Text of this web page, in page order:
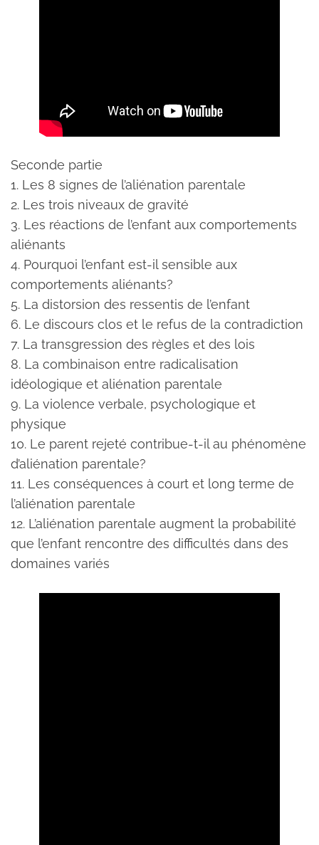
Seconde partie
1. Les 8 signes de l’aliénation parentale
2. Les trois niveaux de gravité
3. Les réactions de l’enfant aux comportements
aliénants
4. Pourquoi l’enfant est-il sensible aux
comportements aliénants?
5. La distorsion des ressentis de l’enfant
6. Le discours clos et le refus de la contradiction
7. La transgression des règles et des lois
8. La combinaison entre radicalisation
idéologique et aliénation parentale
9. La violence verbale, psychologique et
physique
10. Le parent rejeté contribue-t-il au phénomène
d’aliénation parentale?
11. Les conséquences à court et long terme de
l’aliénation parentale
12. L’aliénation parentale augment la probabilité
que l’enfant rencontre des difficultés dans des
domaines variés